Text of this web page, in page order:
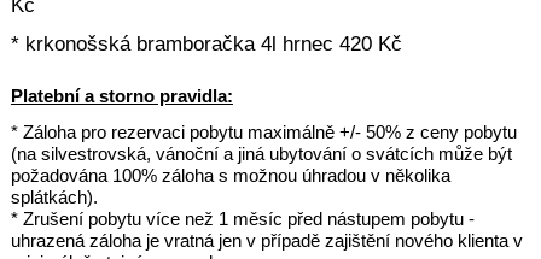
Kč
* krkonošská bramboračka 4l hrnec 420 Kč
Platební a storno pravidla:
* Záloha pro rezervaci pobytu maximálně +/- 50% z ceny pobytu
(na silvestrovská, vánoční a jiná ubytování o svátcích může být
požadována 100% záloha s možnou úhradou v několika
splátkách).
* Zrušení pobytu více než 1 měsíc před nástupem pobytu -
uhrazená záloha je vratná jen v případě zajištění nového klienta v